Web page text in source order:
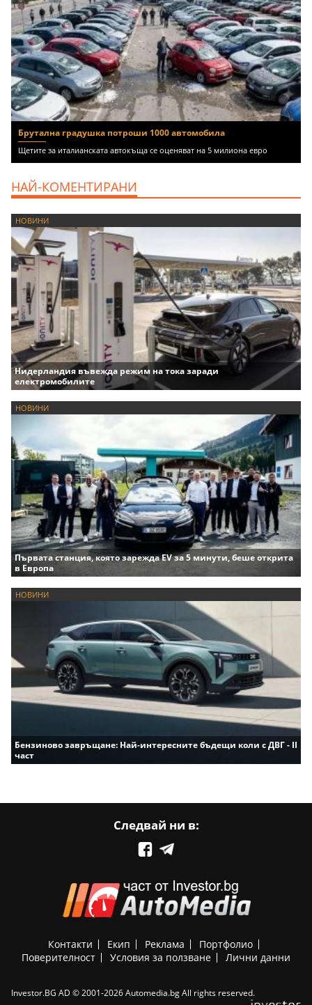
Брутална градушка потроши 1000 автомобила
Щетите за италианската автокъща се оценяват на 5 милиона евро
НАЙ-КОМЕНТИРАНИ
НОВИНИ
Нидерландия въвежда режим на тока заради
електромобилите
НОВИНИ
Първата станция, която зарежда EV за 5 минути, беше открита
в Европа
НОВИНИ
Бензиново завръщане: Най-интересните бъдещи коли с ДВГ - II
част
Следвай ни в:
Контакти Екип Реклама
Портфолио
Поверителност
Условия за ползване Лични данни
Investor.BG AD © 2001-2026 Automedia.bg All rights reserved.